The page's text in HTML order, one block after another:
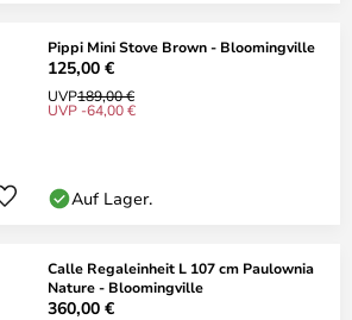
Pippi Mini Stove Brown - Bloomingville
125,00 €
UVP189,00 €
UVP -64,00 €
Auf Lager.
Calle Regaleinheit L 107 cm Paulownia
Nature - Bloomingville
360,00 €